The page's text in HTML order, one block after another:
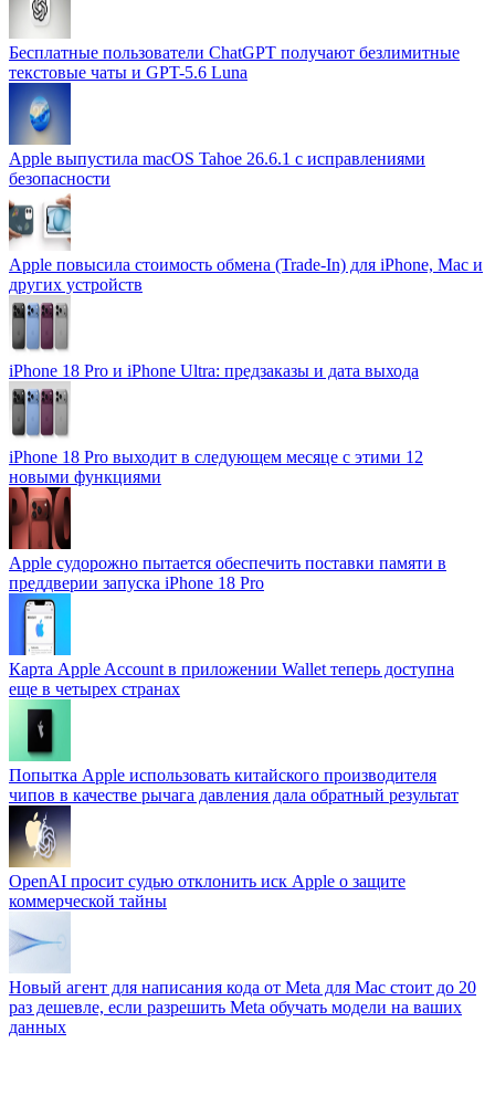
Бесплатные пользователи ChatGPT получают безлимитные
текстовые чаты и GPT-5.6 Luna
Apple выпустила macOS Tahoe 26.6.1 с исправлениями
безопасности
Apple повысила стоимость обмена (Trade-In) для iPhone, Mac и
других устройств
iPhone 18 Pro и iPhone Ultra: предзаказы и дата выхода
iPhone 18 Pro выходит в следующем месяце с этими 12
новыми функциями
Apple судорожно пытается обеспечить поставки памяти в
преддверии запуска iPhone 18 Pro
Карта Apple Account в приложении Wallet теперь доступна
еще в четырех странах
Попытка Apple использовать китайского производителя
чипов в качестве рычага давления дала обратный результат
OpenAI просит судью отклонить иск Apple о защите
коммерческой тайны
Новый агент для написания кода от Meta для Mac стоит до 20
раз дешевле, если разрешить Meta обучать модели на ваших
данных